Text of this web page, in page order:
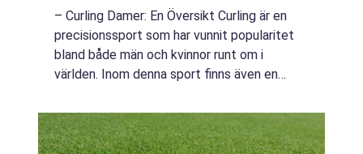
– Curling Damer: En Översikt Curling är en
precisionssport som har vunnit popularitet
bland både män och kvinnor runt om i
världen. Inom denna sport finns även en
”curling damer”. I denna arti...